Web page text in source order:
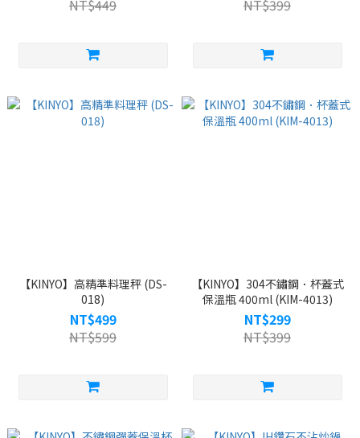
NT$449
NT$399
【KINYO】高精準料理秤 (DS-
018)
NT$499
NT$599
【KINYO】304不鏽鋼．杯蓋式
保溫瓶 400ml (KIM-4013)
NT$299
NT$399